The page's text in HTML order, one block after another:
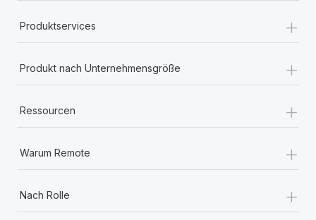
Produktservices +
Produkt nach Unternehmensgröße +
Ressourcen +
Warum Remote +
Nach Rolle +